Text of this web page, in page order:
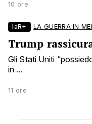
10 ore
laR+ LA GUERRA IN
Trump
Gli Stati Uniti
in ...
11 ore